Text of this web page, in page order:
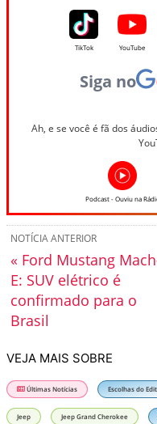
TikTok YouTube
Siga no
Ah, e se você é fã dos
Podcast - Ouviu na
NOTÍCIA ANTERIOR
« Ford Mustang
E: SUV elétrico é
confirmado para o
Brasil
VEJA MAIS SOBRE
Últimas Notícias Escolhas do
Jeep Jeep Grand Cherokee